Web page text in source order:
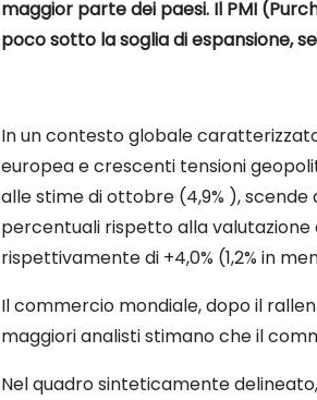
maggior parte dei paesi. Il PMI
poco sotto la soglia di espansione,
In un contesto globale
europea e crescenti tensioni
alle stime di ottobre (4,9% ), scende
percentuali rispetto alla valutazione
rispettivamente di +4,0% (1,2% in
Il commercio mondiale, dopo il
maggiori analisti stimano che il
Nel quadro sinteticamente